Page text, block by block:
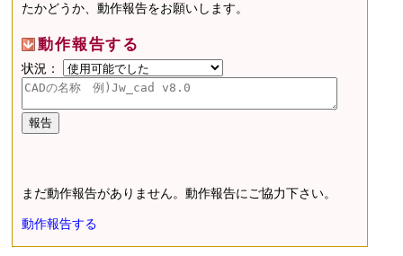
たかどうか、動作報告をお願いします。
動作報告する
状況：
まだ動作報告がありません。動作報告にご協力下さい。
動作報告する